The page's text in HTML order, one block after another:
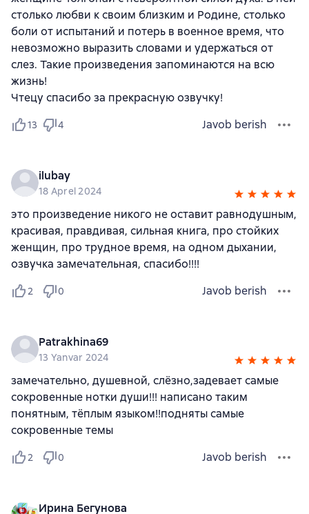
столько любви к своим близким и Родине, столько
боли от испытаний и потерь в военное время, что
невозможно выразить словами и удержаться от
слез. Такие произведения запоминаются на всю
жизнь!
Чтецу спасибо за прекрасную озвучку!
13 4 Javob berish
ilubay
18 Aprel 2024
это произведение никого не оставит равнодушным,
красивая, правдивая, сильная книга, про стойких
женщин, про трудное время, на одном дыхании,
озвучка замечательная, спасибо!!!!
2 0 Javob berish
Patrakhina69
13 Yanvar 2024
замечательно, душевной, слёзно,задевает самые
сокровенные нотки души!!! написано таким
понятным, тёплым языком!!подняты самые
сокровенные темы
2 0 Javob berish
Ирина Бегунова